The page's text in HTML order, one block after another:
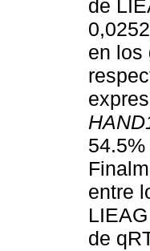
de
en los
entre
de